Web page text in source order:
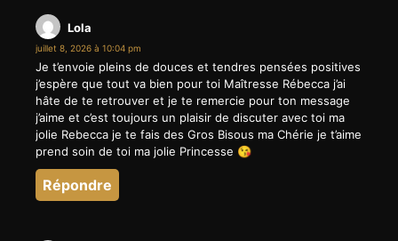
Lola
juillet 8, 2026 à 10:04 pm
Je t’envoie pleins de douces et tendres pensées positives
j’espère que tout va bien pour toi Maîtresse Rébecca j’ai
hâte de te retrouver et je te remercie pour ton message
j’aime et c’est toujours un plaisir de discuter avec toi ma
jolie Rebecca je te fais des Gros Bisous ma Chérie je t’aime
prend soin de toi ma jolie Princesse 😘
Répondre